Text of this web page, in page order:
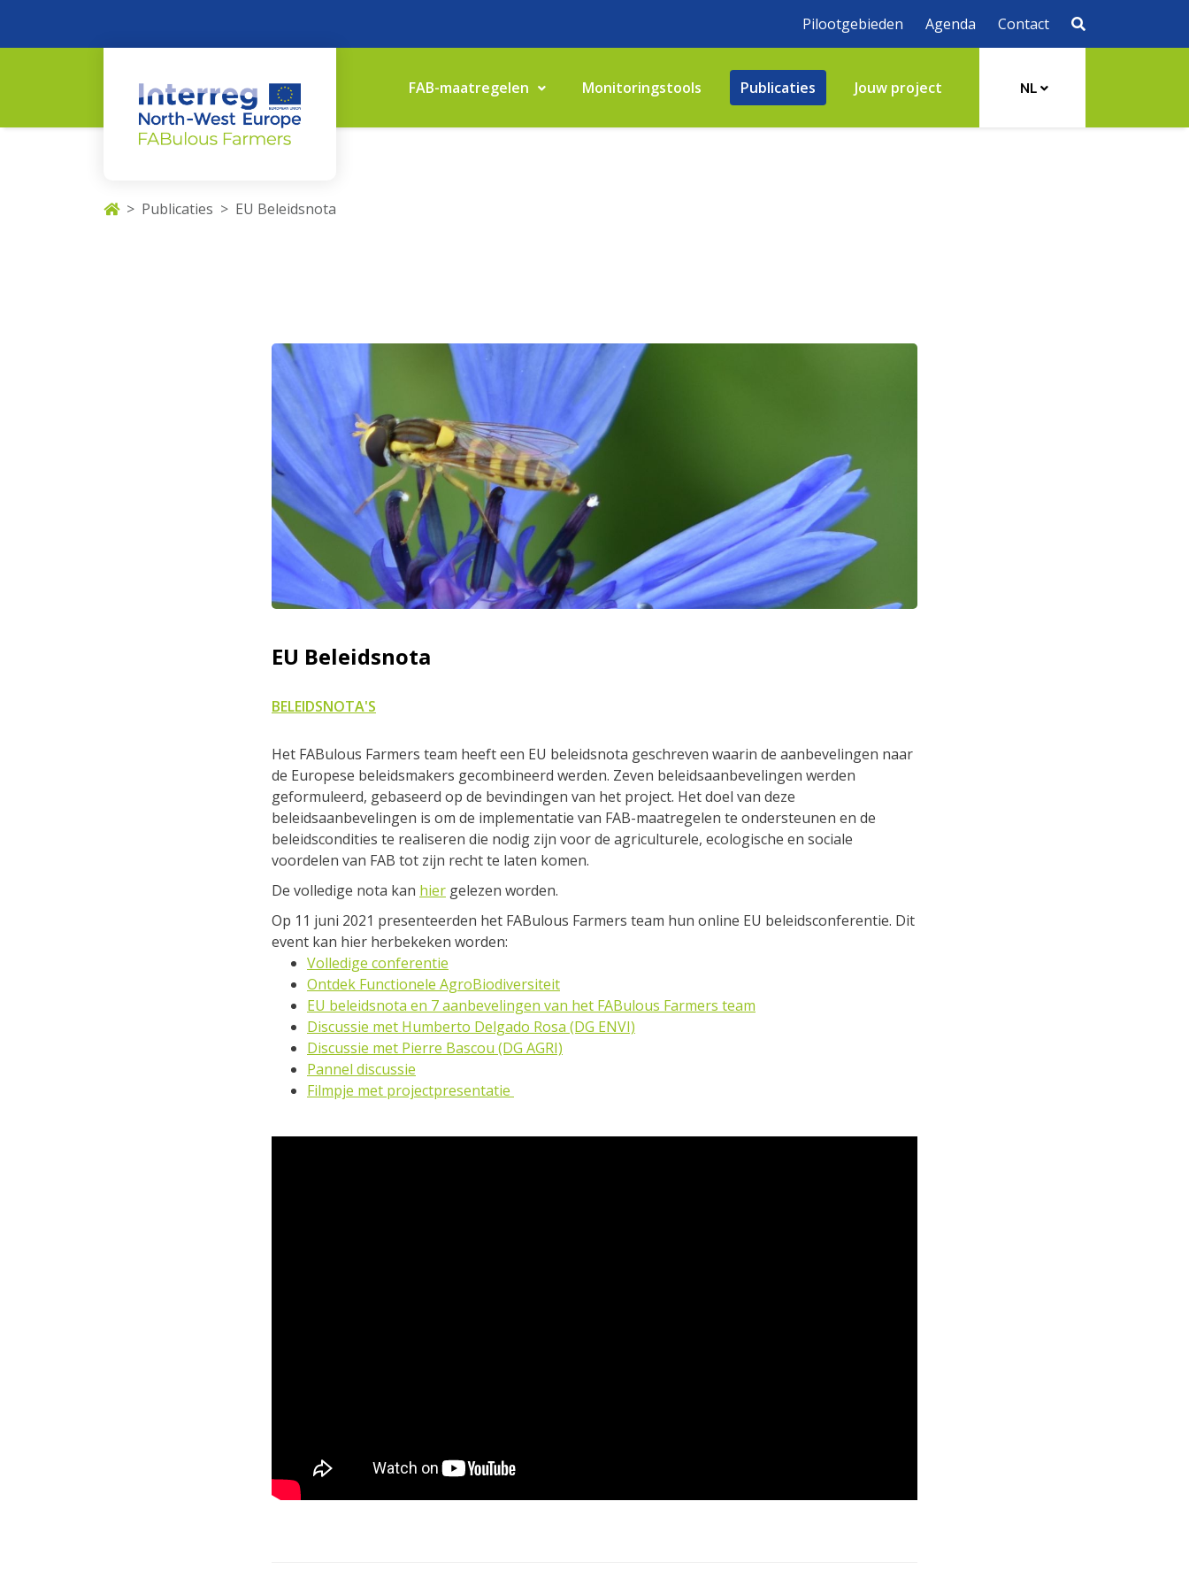
Pilootgebieden Agenda Contact
FAB-maatregelen Monitoringstools Publicaties Jouw project NL
Publicaties EU Beleidsnota
EU Beleidsnota
BELEIDSNOTA'S
Het FABulous Farmers team heeft een EU beleidsnota geschreven waarin de aanbevelingen naar
de Europese beleidsmakers gecombineerd werden. Zeven beleidsaanbevelingen werden
geformuleerd, gebaseerd op de bevindingen van het project. Het doel van deze
beleidsaanbevelingen is om de implementatie van FAB-maatregelen te ondersteunen en de
beleidscondities te realiseren die nodig zijn voor de agriculturele, ecologische en sociale
voordelen van FAB tot zijn recht te laten komen.
De volledige nota kan hier gelezen worden.
Op 11 juni 2021 presenteerden het FABulous Farmers team hun online EU beleidsconferentie. Dit
event kan hier herbekeken worden:
Volledige conferentie
Ontdek Functionele AgroBiodiversiteit
EU beleidsnota en 7 aanbevelingen van het FABulous Farmers team
Discussie met Humberto Delgado Rosa (DG ENVI)
Discussie met Pierre Bascou (DG AGRI)
Pannel discussie
Filmpje met projectpresentatie